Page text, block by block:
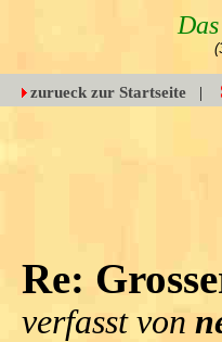
zurueck zur Startseite |
Re:
verfasst von